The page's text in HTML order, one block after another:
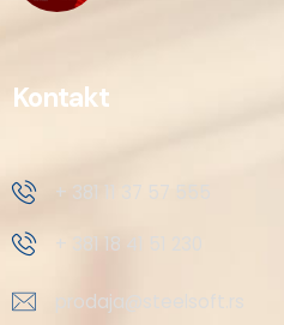
Kontakt
+ 381 11 37 57 555
+ 381 18 41 51 230
prodaja@steelsoft.rs